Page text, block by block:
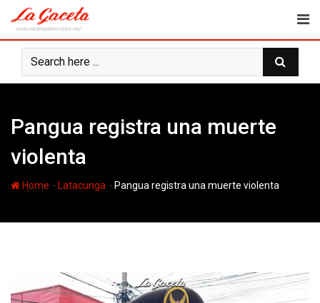
content
Pangua registra una muerte
violenta
Home - Latacunga - Pangua registra una muerte violenta